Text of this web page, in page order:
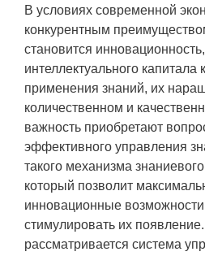
В условиях современной
конкурентным
становится
интеллектуального
применения знаний, их
количественном и
важность приобретают
эффективного управления
такого механизма
который позволит
инновационные
стимулировать их
рассматривается система